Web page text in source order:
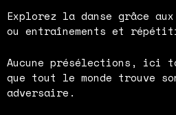
Explorez la danse grâce
ou entraînements et
Aucune présélections, ici
que tout le monde trouve
adversaire.